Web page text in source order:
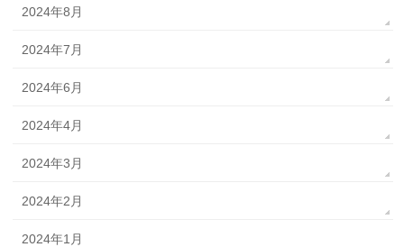
2024年8月
2024年7月
2024年6月
2024年4月
2024年3月
2024年2月
2024年1月